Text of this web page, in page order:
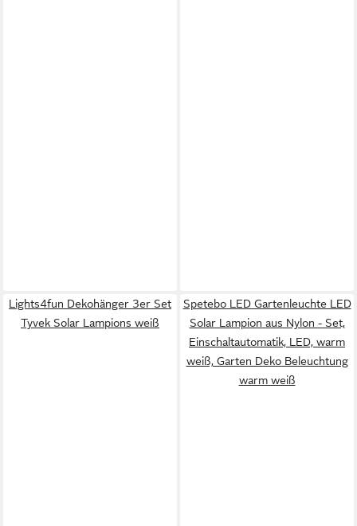
Lights4fun Dekohänger 3er Set
Tyvek Solar Lampions weiß
Spetebo LED Gartenleuchte LED
Solar Lampion aus Nylon - Set,
Einschaltautomatik, LED, warm
weiß, Garten Deko Beleuchtung
warm weiß